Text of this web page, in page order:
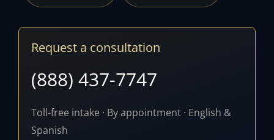
Request a consultation
(888) 437-7747
Toll-free intake · By appointment · English &
Spanish